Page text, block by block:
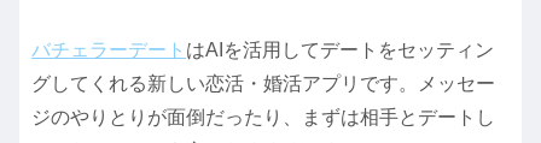
バチェラーデート はAIを活用してデートをセッティン
グしてくれる新しい恋活・婚活アプリです。メッセー
ジのやりとりが面倒だったり、まずは相手とデートし